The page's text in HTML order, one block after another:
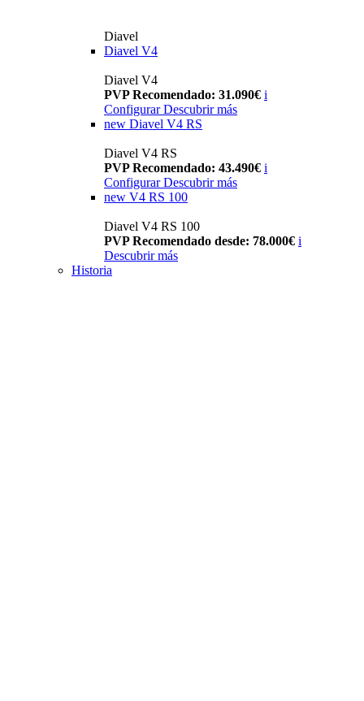
Diavel
Diavel V4
Diavel V4
PVP Recomendado: 31.090€ i
Configurar Descubrir más
new Diavel V4 RS
Diavel V4 RS
PVP Recomendado: 43.490€ i
Configurar Descubrir más
new V4 RS 100
Diavel V4 RS 100
PVP Recomendado desde: 78.000€ i
Descubrir más
Historia